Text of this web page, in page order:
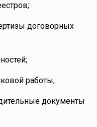
договорных
работы;
документы